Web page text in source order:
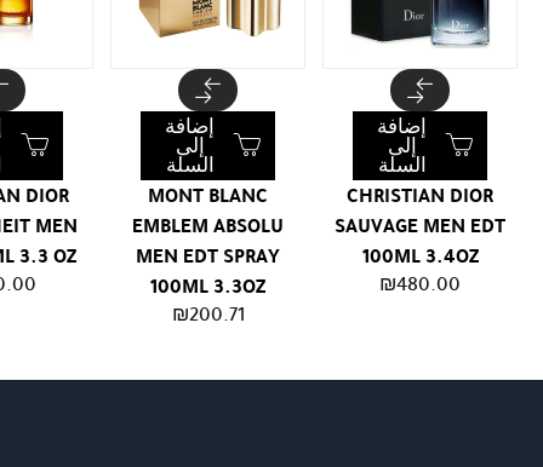
CHRISTIAN DIOR
SAUVAGE MEN EDT
100ML 3.4OZ
₪480.00
إضافة
إلى
السلة
MONT BLANC
EMBLEM ABSOLU
MEN EDT SPRAY
100ML 3.3OZ
₪200.71
إضافة
إلى
السلة
DIOR
MEN
3.3 OZ